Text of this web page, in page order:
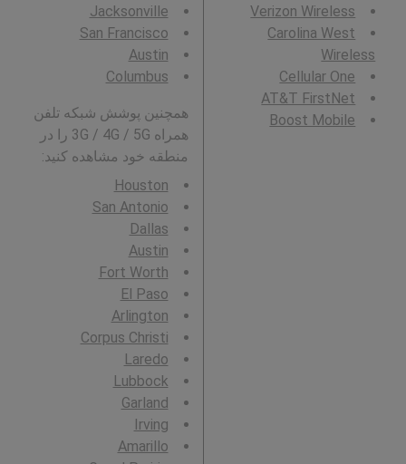
Verizon Wireless
Carolina West
Wireless
Cellular One
AT&T FirstNet
Boost Mobile
Jacksonville
San Francisco
Austin
Columbus
همچنین پوشش شبکه تلفن
همراه 3G / 4G / 5G را در
منطقه خود مشاهده کنید:
Houston
San Antonio
Dallas
Austin
Fort Worth
El Paso
Arlington
Corpus Christi
Laredo
Lubbock
Garland
Irving
Amarillo